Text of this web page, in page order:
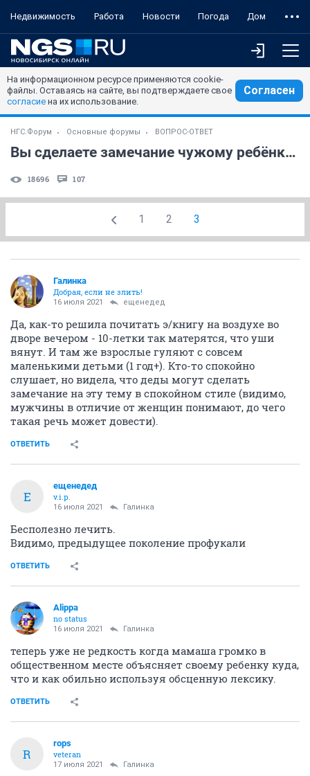
Недвижимость Работа Новости Погода Дом
На информационном ресурсе применяются cookie-
файлы. Оставаясь на сайте, вы подтверждаете свое
согласие на их использование.
Согласен
НГС.Форум Основные форумы ВОПРОС-ОТВЕТ
Вы сделаете замечание чужому ребёнку, если...
18696 107
1 2 3
Галинка
Добрая, если не злить!
16 июля 2021 ещенедед
Да, как-то решила почитать э/книгу на воздухе во
дворе вечером - 10-летки так матерятся, что уши
вянут. И там же взрослые гуляют с совсем
маленькими детьми (1 год+). Кто-то спокойно
слушает, но видела, что деды могут сделать
замечание на эту тему в спокойном стиле (видимо,
мужчины в отличие от женщин понимают, до чего
такая речь может довести).
ОТВЕТИТЬ
Е
ещенедед
v.i.p.
16 июля 2021 Галинка
Бесполезно лечить.
Видимо, предыдущее поколение профукали
ОТВЕТИТЬ
Alippa
no status
16 июля 2021 Галинка
теперь уже не редкость когда мамаша громко в
общественном месте объясняет своему ребенку куда,
что и как обильно используя обсценную лексику.
ОТВЕТИТЬ
R
rops
veteran
17 июля 2021 Галинка